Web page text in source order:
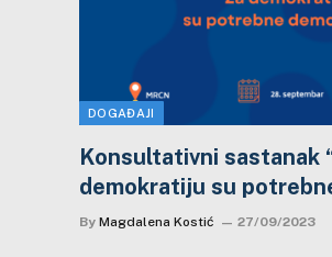
DOGAĐAJI
Konsultativni sastanak
demokratiju su
By Magdalena Kostić 27/09/2023